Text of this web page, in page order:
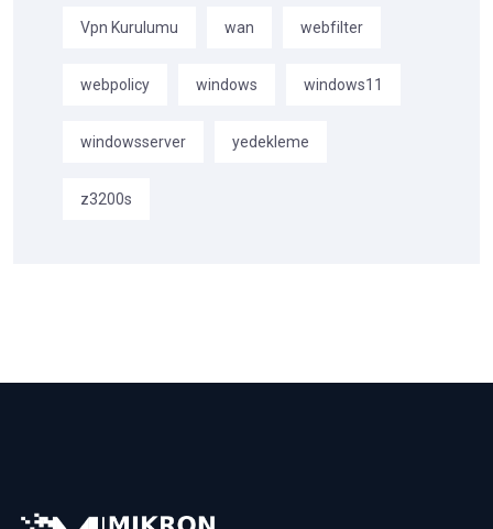
Vpn Kurulumu wan webfilter
webpolicy windows windows11
windowsserver yedekleme
z3200s